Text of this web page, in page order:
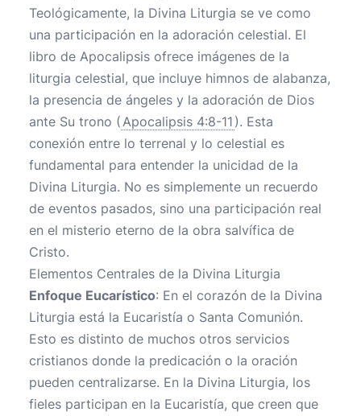
Teológicamente, la Divina Liturgia se ve como
una participación en la adoración celestial. El
libro de Apocalipsis ofrece imágenes de la
liturgia celestial, que incluye himnos de alabanza,
la presencia de ángeles y la adoración de Dios
ante Su trono (Apocalipsis 4:8-11 ). Esta
conexión entre lo terrenal y lo celestial es
fundamental para entender la unicidad de la
Divina Liturgia. No es simplemente un recuerdo
de eventos pasados, sino una participación real
en el misterio eterno de la obra salvífica de
Cristo.
Elementos Centrales de la Divina Liturgia
Enfoque Eucarístico: En el corazón de la Divina
Liturgia está la Eucaristía o Santa Comunión.
Esto es distinto de muchos otros servicios
cristianos donde la predicación o la oración
pueden centralizarse. En la Divina Liturgia, los
fieles participan en la Eucaristía, que creen que